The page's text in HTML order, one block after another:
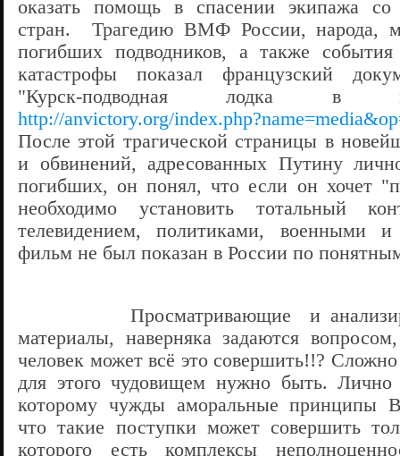
оказать помощь в спасении экипажа со
стран. Трагедию ВМФ России, народа,
погибших подводников, а также
катастрофы показал французский
"Курск-подводная лодка в
http://anvictory.org/
После этой трагической страницы в
и обвинений, адресованных Путину
погибших, он понял, что если он хочет
необходимо установить тотальный
телевидением, политиками, военными
фильм не был показан в России по
Просматривающие и
материалы, наверняка задаются
человек может всё это совершить!!?
для этого чудовищем нужно быть. Лично
которому чужды аморальные принципы
что такие поступки может совершить
которого есть комплексы